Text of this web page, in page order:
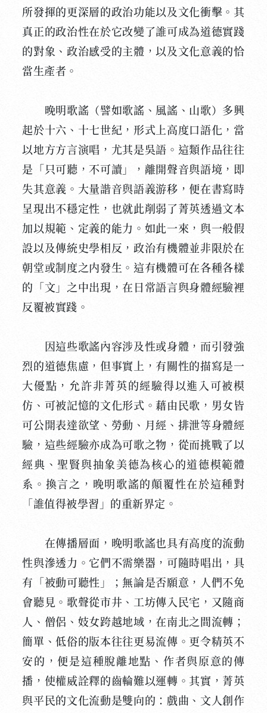
所發揮的更深層的政治功能以及文化衝擊。其
真正的政治性在於它改變了誰可成為道德實踐
的對象、政治感受的主體，以及文化意義的恰
當生產者。
晚明歌謠（譬如歌謠、風謠、山歌）多興
起於十六、十七世紀，形式上高度口語化，當
以地方方言演唱，尤其是吳語。這類作品往往
是「只可聽，不可讀」，離開聲音與語境，即
失其意義。大量諧音與語義游移，便在書寫時
呈現出不穩定性，也就此削弱了菁英透過文本
加以規範、定義的能力。如此一來，與一般假
設以及傳統史學相反，政治有機體並非限於在
朝堂或制度之内發生。這有機體可在各種各樣
的「文」之中出現，在日常語言與身體經驗裡
反覆被實踐。
因這些歌謠內容涉及性或身體，而引發強
烈的道德焦慮，但事實上，有關性的描寫是一
大優點，允許非菁英的經驗得以進入可被模
仿、可被記憶的文化形式。藉由民歌，男女皆
可公開表達欲望、勞動、月經、排泄等身體經
驗，這些經驗亦成為可歌之物，從而挑戰了以
經典、聖賢與抽象美德為核心的道德模範體
系。換言之，晚明歌謠的顛覆性在於這種對
「誰值得被學習」的重新界定。
在傳播層面，晚明歌謠也具有高度的流動
性與滲透力。它們不需樂器，可隨時唱出，具
有「被動可聽性」；無論是否願意，人們不免
會聽見。歌聲從市井、工坊傳入民宅，又隨商
人、僧侶、妓女跨越地域，在南北之間流轉；
簡單、低俗的版本往往更易流傳。更令精英不
安的，便是這種脫離地點、作者與原意的傳
播，使權威詮釋的齒輪難以運轉。其實，菁英
與平民的文化流動是雙向的：戲曲、文人創作